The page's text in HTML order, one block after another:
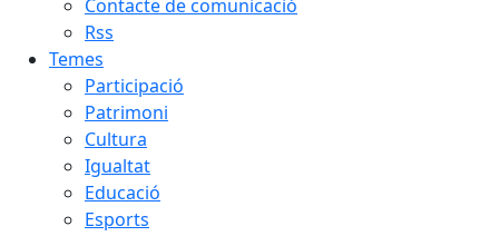
Contacte de comunicació
Rss
Temes
Participació
Patrimoni
Cultura
Igualtat
Educació
Esports